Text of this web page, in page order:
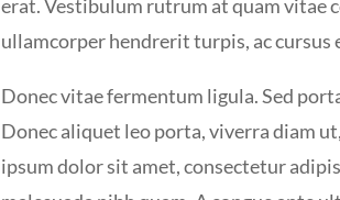
erat. Vestibulum rutrum at quam vitae
ullamcorper hendrerit turpis, ac cursus
Donec vitae fermentum ligula. Sed
Donec aliquet leo porta, viverra diam
ipsum dolor sit amet, consectetur